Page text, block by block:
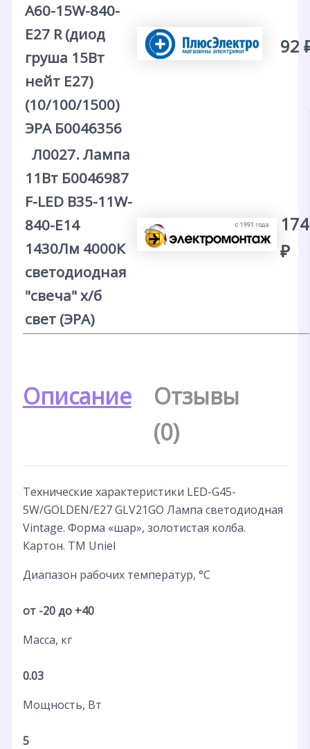
A60-15W-840-
E27 R (диод
груша 15Вт
нейт E27)
(10/100/1500)
ЭРА Б0046356
92
Л0027. Лампа
11Вт Б0046987
F-LED B35-11W-
840-E14
1430Лм 4000К
светодиодная
"свеча" х/б
свет (ЭРА)
₽
Описание
Отзывы
(0)
Технические характеристики LED-G45-
5W/GOLDEN/E27 GLV21GO Лампа светодиодная
Vintage. Форма «шар», золотистая колба.
Картон. ТМ Uniel
Диапазон рабочих температур, °С
от -20 до +40
Масса, кг
0.03
Мощность, Вт
5